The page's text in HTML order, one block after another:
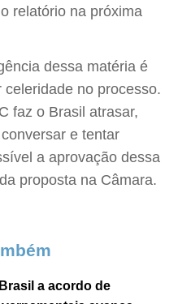
relatório na próxima
dessa matéria é
no processo.
faz o Brasil atrasar,
e tentar
a aprovação dessa
proposta na Câmara.
a acordo de